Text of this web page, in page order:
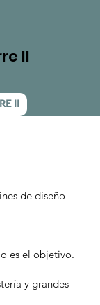
II
II
de diseño
es el objetivo.
y grandes